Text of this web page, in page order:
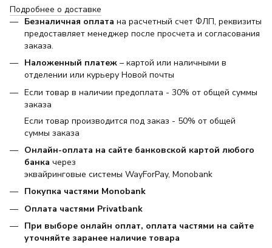
Подробнее о доставке
Безналичная оплата на расчетный счет ФЛП, реквизиты
предоставляет менеджер после просчета и согласования
заказа.
Наложенный платеж – картой или наличными в
отделении или курьеру Новой почты
Если товар в наличии предоплата - 30% от общей суммы
заказа
Если товар производится под заказ - 50% от общей
суммы заказа
Онлайн-оплата на сайте банковской картой любого
банка через
эквайринговые системы WayForPay, Monobank
Покупка частями Monobank
Оплата частями Privatbank
При выборе онлайн оплат, оплата частями на сайте
уточняйте заранее наличие товара